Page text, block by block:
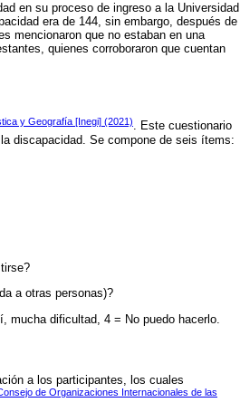
en su proceso de ingreso a la Universidad
era de 144, sin embargo, después de
mencionaron que no estaban en una
quienes corroboraron que cuentan
y Geografía [Inegi] (2021). Este cuestionario
discapacidad. Se compone de seis ítems:
a otras personas)?
mucha dificultad, 4 = No puedo hacerlo.
a los participantes, los cuales
de Organizaciones Internacionales de las